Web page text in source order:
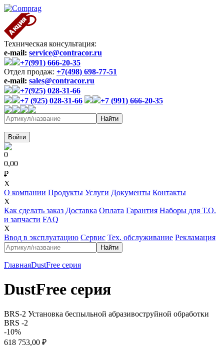
Техническая консультация:
e-mail: service@contracor.ru
+7(991) 666-20-35
Отдел продаж: +7(498) 698-77-51
e-mail: sales@contracor.ru
+7(925) 028-31-66
+7 (925) 028-31-66
+7 (991) 666-20-35
Войти
0
0,00
₽
X
О компании Продукты Услуги Документы Контакты
X
Как сделать заказ Доставка Оплата Гарантия Наборы для Т.О.
и запчасти FAQ
X
Ввод в эксплуатацию Сервис Тех. обслуживание Рекламация
ГлавнаяDustFree серия
DustFree серия
BRS-2 Установка беспыльной абразивоструйной обработки
BRS -2
-10%
618 753,00 ₽